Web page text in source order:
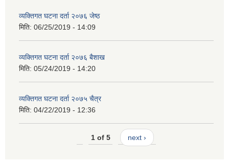
व्यक्तिगत घटना दर्ता २०७६ जेष्ठ
मिति: 06/25/2019 - 14:09
व्यक्तिगत घटना दर्ता २०७६ बैशाख
मिति: 05/24/2019 - 14:20
व्यक्तिगत घटना दर्ता २०७५ चैत्र
मिति: 04/22/2019 - 12:36
1 of 5 next ›